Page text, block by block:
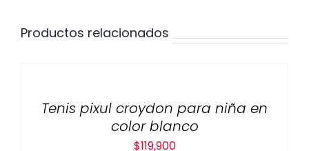
Productos relacionados
Tenis pixul croydon para niña en
color blanco
$119,900